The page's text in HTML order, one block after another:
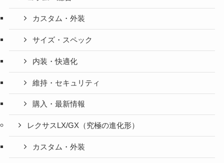
カスタム・外装
サイズ・スペック
内装・快適化
維持・セキュリティ
購入・最新情報
レクサスLX/GX（究極の進化形）
カスタム・外装